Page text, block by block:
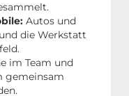
Autos und
die Werkstatt
im Team und
gemeinsam